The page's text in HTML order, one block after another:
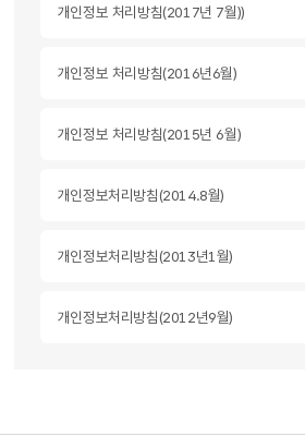
개인정보 처리방침(2017년 7월))
개인정보 처리방침(2016년6월)
개인정보 처리방침(2015년 6월)
개인정보처리방침(2014.8월)
개인정보처리방침(2013년1월)
개인정보처리방침(2012년9월)